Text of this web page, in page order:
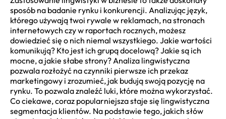
sposób na badanie rynku i konkurencji. Analizując język,
którego używają twoi rywale w reklamach, na stronach
internetowych czy w raportach rocznych, możesz
dowiedzieć się o nich niemal wszystkiego. Jakie wartości
komunikują? Kto jest ich grupą docelową? Jakie są ich
mocne, a jakie słabe strony? Analiza lingwistyczna
pozwala rozłożyć na czynniki pierwsze ich przekaz
marketingowy i zrozumieć, jak budują swoją pozycję na
rynku. To pozwala znaleźć luki, które można wykorzystać.
Co ciekawe, coraz popularniejsza staje się lingwistyczna
segmentacja klientów. Na podstawie tego, jakich słów